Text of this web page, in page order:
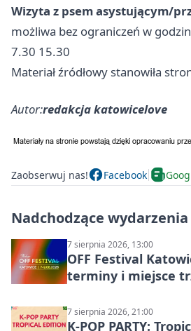
Wizyta z psem asystującym/
możliwa bez ograniczeń w
7.30 15.30
Materiał źródłowy stanowiła
Autor:redakcja katowicelove
Zaobserwuj nas! Facebook
Nadchodzące wydarzenia
7 sierpnia 2026, 13:00
OFF Festival
terminy i miejsce
7 sierpnia 2026, 21:00
K-POP PARTY: